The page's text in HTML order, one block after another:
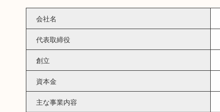
会社名
代表取締役
創立
資本金
主な事業内容